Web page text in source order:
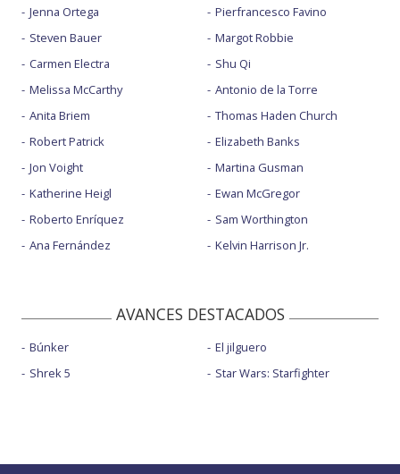
Jenna Ortega
Steven Bauer
Carmen Electra
Melissa McCarthy
Anita Briem
Robert Patrick
Jon Voight
Katherine Heigl
Roberto Enríquez
Ana Fernández
Pierfrancesco Favino
Margot Robbie
Shu Qi
Antonio de la Torre
Thomas Haden Church
Elizabeth Banks
Martina Gusman
Ewan McGregor
Sam Worthington
Kelvin Harrison Jr.
AVANCES DESTACADOS
Búnker
Shrek 5
El jilguero
Star Wars: Starfighter